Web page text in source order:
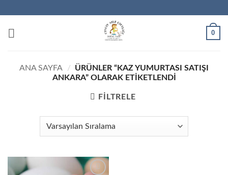
0
ANA SAYFA /
ÜRÜNLER “KAZ YUMURTASI SATIŞI
ANKARA” OLARAK ETIKETLENDI
FILTRELE